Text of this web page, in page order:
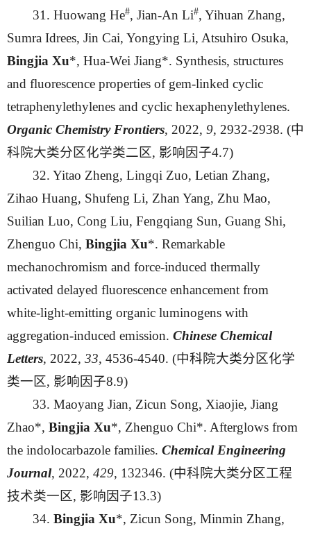
31. Huowang He#, Jian-An Li#, Yihuan Zhang,
Sumra Idrees, Jin Cai, Yongying Li, Atsuhiro Osuka,
Bingjia Xu*, Hua-Wei Jiang*. Synthesis, structures
and fluorescence properties of gem-linked cyclic
tetraphenylethylenes and cyclic hexaphenylethylenes.
Organic Chemistry Frontiers, 2022, 9, 2932-2938. (中
科院大类分区化学类二区, 影响因子4.7)
32. Yitao Zheng, Lingqi Zuo, Letian Zhang,
Zihao Huang, Shufeng Li, Zhan Yang, Zhu Mao,
Suilian Luo, Cong Liu, Fengqiang Sun, Guang Shi,
Zhenguo Chi, Bingjia Xu*. Remarkable
mechanochromism and force-induced thermally
activated delayed fluorescence enhancement from
white-light-emitting organic luminogens with
aggregation-induced emission. Chinese Chemical
Letters, 2022, 33, 4536-4540. (中科院大类分区化学
类一区, 影响因子8.9)
33. Maoyang Jian, Zicun Song, Xiaojie, Jiang
Zhao*, Bingjia Xu*, Zhenguo Chi*. Afterglows from
the indolocarbazole families. Chemical Engineering
Journal, 2022, 429, 132346. (中科院大类分区工程
技术类一区, 影响因子13.3)
34.Bingjia Xu*, Zicun Song, Minmin Zhang,